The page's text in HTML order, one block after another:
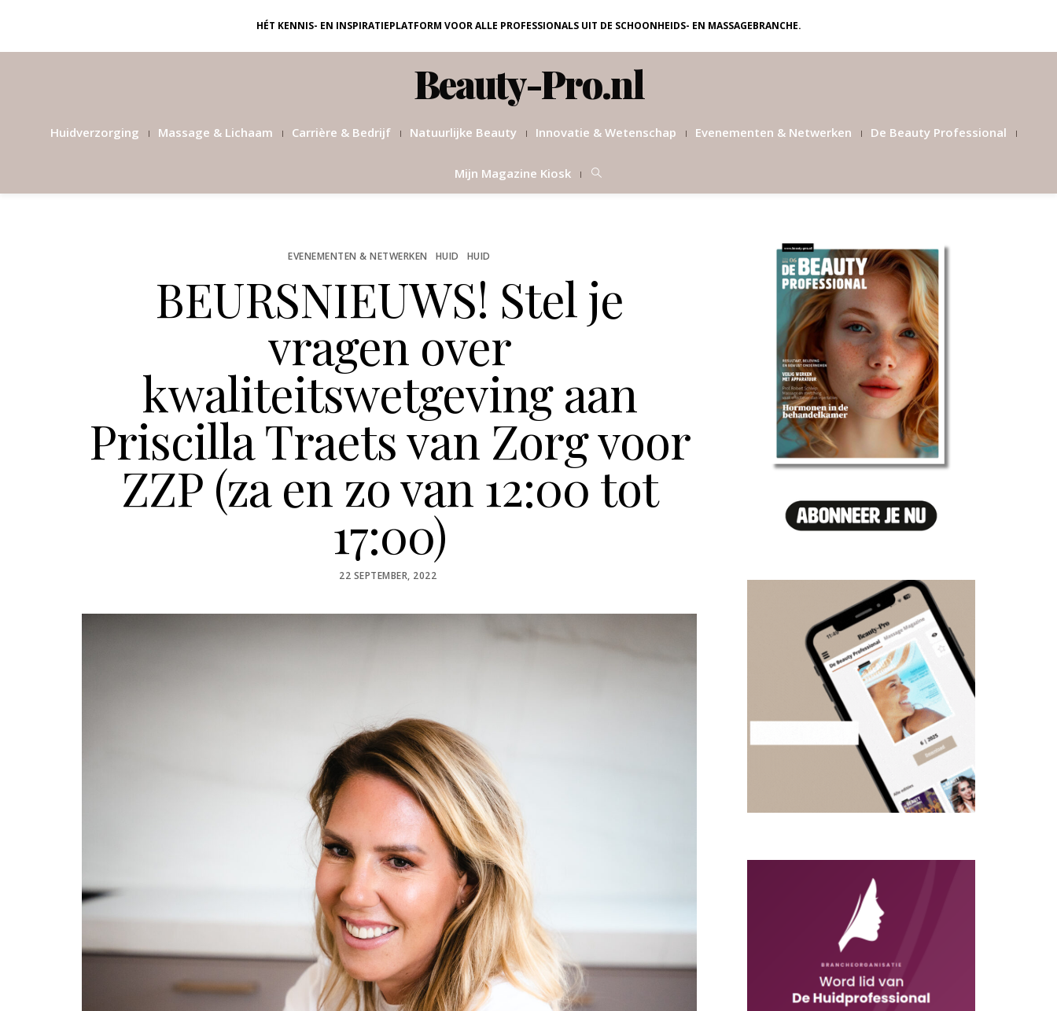
HÉT KENNIS- EN INSPIRATIEPLATFORM VOOR ALLE PROFESSIONALS UIT DE SCHOONHEIDS- EN MASSAGEBRANCHE.
Beauty-Pro.nl
Huidverzorging Massage & Lichaam Carrière & Bedrijf Natuurlijke Beauty Innovatie & Wetenschap Evenementen & Netwerken De Beauty Professional
Mijn Magazine Kiosk
EVENEMENTEN & NETWERKEN HUID HUID
BEURSNIEUWS! Stel je
vragen over
kwaliteitswetgeving aan
Priscilla Traets van Zorg voor
ZZP (za en zo van 12:00 tot
17:00)
POSTED
22 SEPTEMBER, 2022